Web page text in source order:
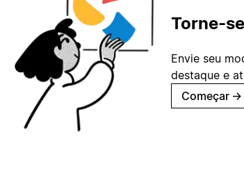
Torne-
Envie seu
destaque e
Começar →